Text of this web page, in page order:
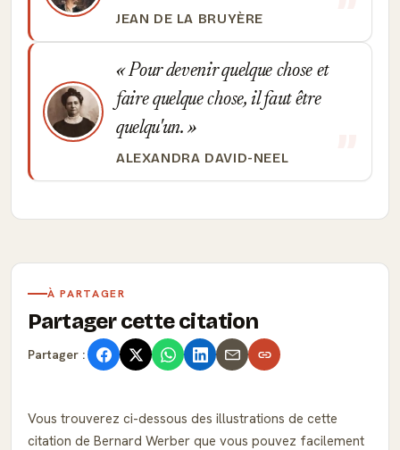
JEAN DE LA BRUYÈRE
Pour devenir quelque chose et
faire quelque chose, il faut être
quelqu'un.
ALEXANDRA DAVID-NEEL
À PARTAGER
Partager cette citation
Partager :
Vous trouverez ci-dessous des illustrations de cette
citation de Bernard Werber que vous pouvez facilement